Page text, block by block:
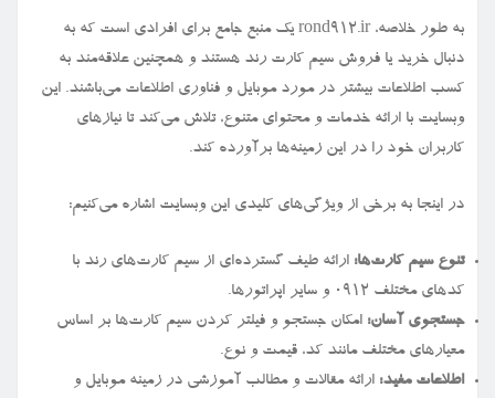
به طور خلاصه، rond912.ir یک منبع جامع برای افرادی است که به
دنبال خرید یا فروش سیم کارت رند هستند و همچنین علاقه‌مند به
کسب اطلاعات بیشتر در مورد موبایل و فناوری اطلاعات می‌باشند. این
وبسایت با ارائه خدمات و محتوای متنوع، تلاش می‌کند تا نیازهای
کاربران خود را در این زمینه‌ها برآورده کند.
در اینجا به برخی از ویژگی‌های کلیدی این وبسایت اشاره می‌کنیم:
تنوع سیم کارت‌ها: ارائه طیف گسترده‌ای از سیم کارت‌های رند با
کدهای مختلف ۰۹۱۲ و سایر اپراتورها.
جستجوی آسان: امکان جستجو و فیلتر کردن سیم کارت‌ها بر اساس
معیارهای مختلف مانند کد، قیمت و نوع.
اطلاعات مفید: ارائه مقالات و مطالب آموزشی در زمینه موبایل و